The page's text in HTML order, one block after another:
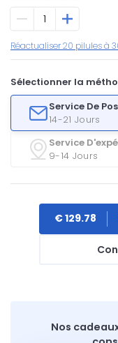
Réactualiser 20 pilules à
Sélectionner la
Service De
14-21 Jours
Service
9-14 Jours
€ 129.78
Nos